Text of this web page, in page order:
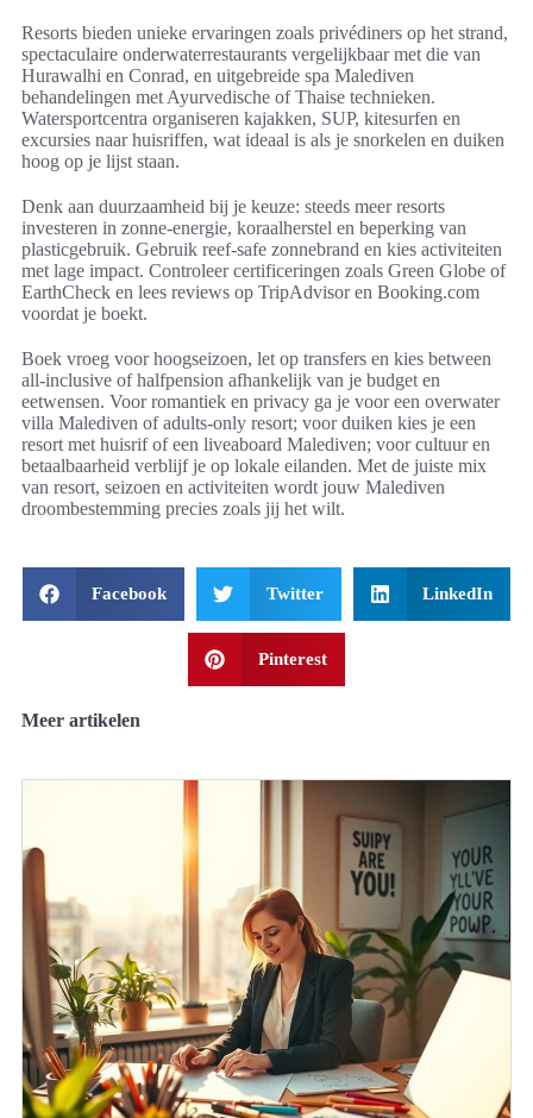
Resorts bieden unieke ervaringen zoals privédiners op het strand,
spectaculaire onderwaterrestaurants vergelijkbaar met die van
Hurawalhi en Conrad, en uitgebreide spa Malediven
behandelingen met Ayurvedische of Thaise technieken.
Watersportcentra organiseren kajakken, SUP, kitesurfen en
excursies naar huisriffen, wat ideaal is als je snorkelen en duiken
hoog op je lijst staan.
Denk aan duurzaamheid bij je keuze: steeds meer resorts
investeren in zonne-energie, koraalherstel en beperking van
plasticgebruik. Gebruik reef-safe zonnebrand en kies activiteiten
met lage impact. Controleer certificeringen zoals Green Globe of
EarthCheck en lees reviews op TripAdvisor en Booking.com
voordat je boekt.
Boek vroeg voor hoogseizoen, let op transfers en kies between
all-inclusive of halfpension afhankelijk van je budget en
eetwensen. Voor romantiek en privacy ga je voor een overwater
villa Malediven of adults-only resort; voor duiken kies je een
resort met huisrif of een liveaboard Malediven; voor cultuur en
betaalbaarheid verblijf je op lokale eilanden. Met de juiste mix
van resort, seizoen en activiteiten wordt jouw Malediven
droombestemming precies zoals jij het wilt.
Facebook Twitter LinkedIn
Pinterest
Meer artikelen